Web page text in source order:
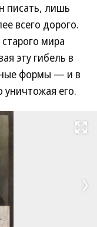
писать, лишь
всего дорого.
мира
эту гибель в
формы — и в
его.
Развернуть